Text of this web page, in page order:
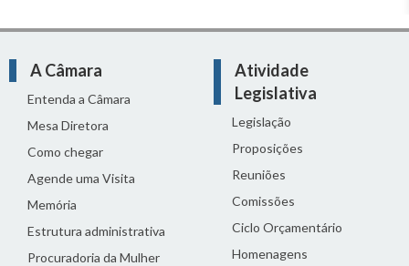
A Câmara
Entenda a Câmara
Mesa Diretora
Como chegar
Agende uma Visita
Memória
Estrutura administrativa
Procuradoria da Mulher
Atividade
Legislativa
Legislação
Proposições
Reuniões
Comissões
Ciclo Orçamentário
Homenagens